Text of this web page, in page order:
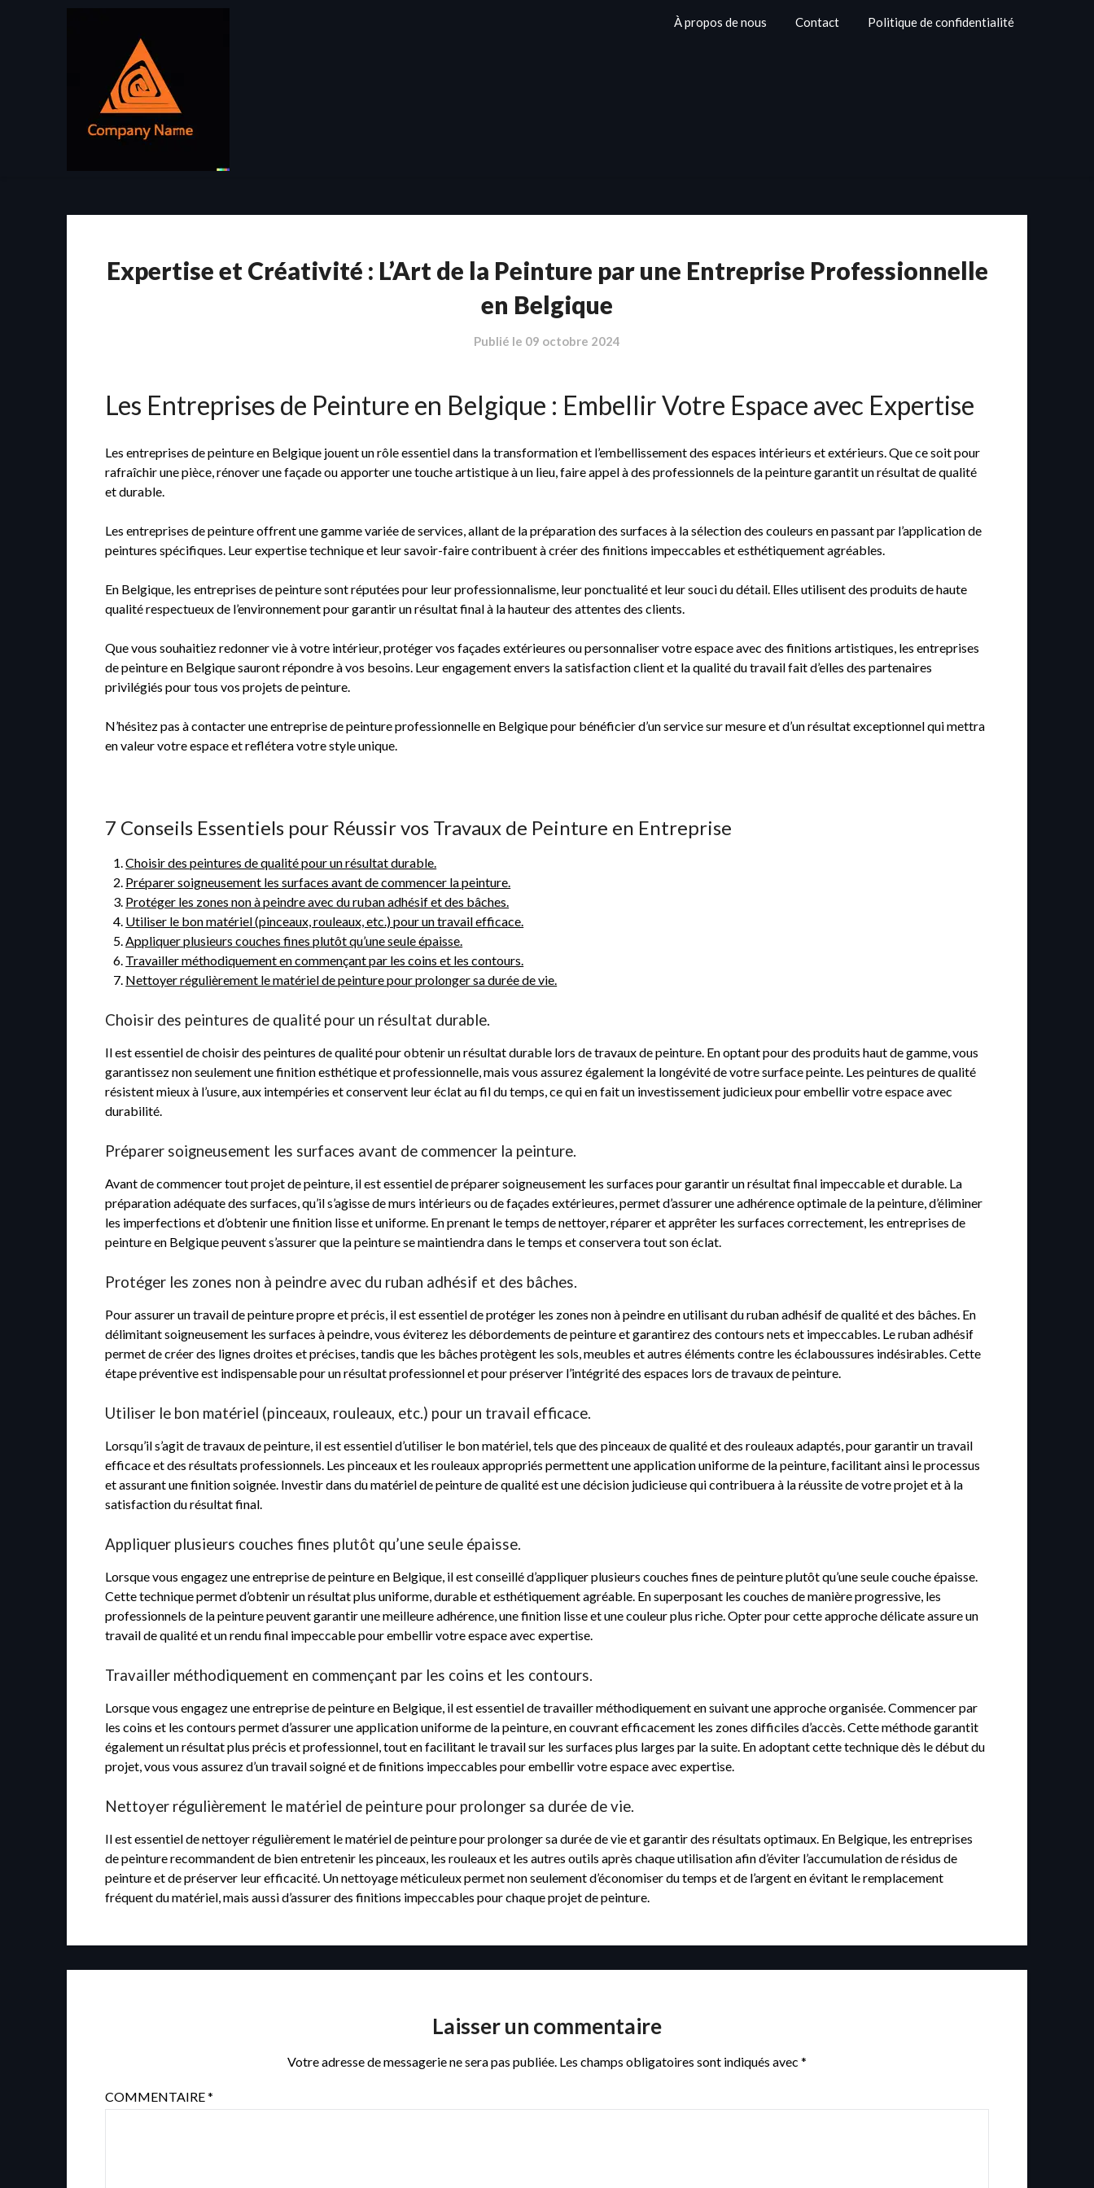
À propos de nous Contact Politique de confidentialité
Expertise et Créativité : L’Art de la Peinture par une Entreprise Professionnelle
en Belgique
Publié le 09 octobre 2024
Les Entreprises de Peinture en Belgique : Embellir Votre Espace avec Expertise
Les entreprises de peinture en Belgique jouent un rôle essentiel dans la transformation et l’embellissement des espaces intérieurs et extérieurs. Que ce soit pour
rafraîchir une pièce, rénover une façade ou apporter une touche artistique à un lieu, faire appel à des professionnels de la peinture garantit un résultat de qualité
et durable.
Les entreprises de peinture offrent une gamme variée de services, allant de la préparation des surfaces à la sélection des couleurs en passant par l’application de
peintures spécifiques. Leur expertise technique et leur savoir-faire contribuent à créer des finitions impeccables et esthétiquement agréables.
En Belgique, les entreprises de peinture sont réputées pour leur professionnalisme, leur ponctualité et leur souci du détail. Elles utilisent des produits de haute
qualité respectueux de l’environnement pour garantir un résultat final à la hauteur des attentes des clients.
Que vous souhaitiez redonner vie à votre intérieur, protéger vos façades extérieures ou personnaliser votre espace avec des finitions artistiques, les entreprises
de peinture en Belgique sauront répondre à vos besoins. Leur engagement envers la satisfaction client et la qualité du travail fait d’elles des partenaires
privilégiés pour tous vos projets de peinture.
N’hésitez pas à contacter une entreprise de peinture professionnelle en Belgique pour bénéficier d’un service sur mesure et d’un résultat exceptionnel qui mettra
en valeur votre espace et reflétera votre style unique.
7 Conseils Essentiels pour Réussir vos Travaux de Peinture en Entreprise
Choisir des peintures de qualité pour un résultat durable.
Préparer soigneusement les surfaces avant de commencer la peinture.
Protéger les zones non à peindre avec du ruban adhésif et des bâches.
Utiliser le bon matériel (pinceaux, rouleaux, etc.) pour un travail efficace.
Appliquer plusieurs couches fines plutôt qu’une seule épaisse.
Travailler méthodiquement en commençant par les coins et les contours.
Nettoyer régulièrement le matériel de peinture pour prolonger sa durée de vie.
Choisir des peintures de qualité pour un résultat durable.
Il est essentiel de choisir des peintures de qualité pour obtenir un résultat durable lors de travaux de peinture. En optant pour des produits haut de gamme, vous
garantissez non seulement une finition esthétique et professionnelle, mais vous assurez également la longévité de votre surface peinte. Les peintures de qualité
résistent mieux à l’usure, aux intempéries et conservent leur éclat au fil du temps, ce qui en fait un investissement judicieux pour embellir votre espace avec
durabilité.
Préparer soigneusement les surfaces avant de commencer la peinture.
Avant de commencer tout projet de peinture, il est essentiel de préparer soigneusement les surfaces pour garantir un résultat final impeccable et durable. La
préparation adéquate des surfaces, qu’il s’agisse de murs intérieurs ou de façades extérieures, permet d’assurer une adhérence optimale de la peinture, d’éliminer
les imperfections et d’obtenir une finition lisse et uniforme. En prenant le temps de nettoyer, réparer et apprêter les surfaces correctement, les entreprises de
peinture en Belgique peuvent s’assurer que la peinture se maintiendra dans le temps et conservera tout son éclat.
Protéger les zones non à peindre avec du ruban adhésif et des bâches.
Pour assurer un travail de peinture propre et précis, il est essentiel de protéger les zones non à peindre en utilisant du ruban adhésif de qualité et des bâches. En
délimitant soigneusement les surfaces à peindre, vous éviterez les débordements de peinture et garantirez des contours nets et impeccables. Le ruban adhésif
permet de créer des lignes droites et précises, tandis que les bâches protègent les sols, meubles et autres éléments contre les éclaboussures indésirables. Cette
étape préventive est indispensable pour un résultat professionnel et pour préserver l’intégrité des espaces lors de travaux de peinture.
Utiliser le bon matériel (pinceaux, rouleaux, etc.) pour un travail efficace.
Lorsqu’il s’agit de travaux de peinture, il est essentiel d’utiliser le bon matériel, tels que des pinceaux de qualité et des rouleaux adaptés, pour garantir un travail
efficace et des résultats professionnels. Les pinceaux et les rouleaux appropriés permettent une application uniforme de la peinture, facilitant ainsi le processus
et assurant une finition soignée. Investir dans du matériel de peinture de qualité est une décision judicieuse qui contribuera à la réussite de votre projet et à la
satisfaction du résultat final.
Appliquer plusieurs couches fines plutôt qu’une seule épaisse.
Lorsque vous engagez une entreprise de peinture en Belgique, il est conseillé d’appliquer plusieurs couches fines de peinture plutôt qu’une seule couche épaisse.
Cette technique permet d’obtenir un résultat plus uniforme, durable et esthétiquement agréable. En superposant les couches de manière progressive, les
professionnels de la peinture peuvent garantir une meilleure adhérence, une finition lisse et une couleur plus riche. Opter pour cette approche délicate assure un
travail de qualité et un rendu final impeccable pour embellir votre espace avec expertise.
Travailler méthodiquement en commençant par les coins et les contours.
Lorsque vous engagez une entreprise de peinture en Belgique, il est essentiel de travailler méthodiquement en suivant une approche organisée. Commencer par
les coins et les contours permet d’assurer une application uniforme de la peinture, en couvrant efficacement les zones difficiles d’accès. Cette méthode garantit
également un résultat plus précis et professionnel, tout en facilitant le travail sur les surfaces plus larges par la suite. En adoptant cette technique dès le début du
projet, vous vous assurez d’un travail soigné et de finitions impeccables pour embellir votre espace avec expertise.
Nettoyer régulièrement le matériel de peinture pour prolonger sa durée de vie.
Il est essentiel de nettoyer régulièrement le matériel de peinture pour prolonger sa durée de vie et garantir des résultats optimaux. En Belgique, les entreprises
de peinture recommandent de bien entretenir les pinceaux, les rouleaux et les autres outils après chaque utilisation afin d’éviter l’accumulation de résidus de
peinture et de préserver leur efficacité. Un nettoyage méticuleux permet non seulement d’économiser du temps et de l’argent en évitant le remplacement
fréquent du matériel, mais aussi d’assurer des finitions impeccables pour chaque projet de peinture.
Laisser un commentaire
Votre adresse de messagerie ne sera pas publiée. Les champs obligatoires sont indiqués avec *
COMMENTAIRE*